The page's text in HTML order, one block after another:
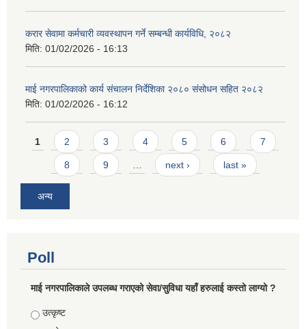
करार सेवामा कर्मचारी व्यवस्थापन गर्ने सम्बन्धी कार्यविधि, २०८२
मिति: 01/02/2026 - 16:13
माई नगरपालिकाको कार्य संचालन निर्देशिका २०८० संसोधन सहित २०८२
मिति: 01/02/2026 - 16:12
Pages
1 2 3 4 5 6 7
8 9 next › last »
अन्य
Poll
माई नगरपालिकाले उपलब्ध गराएको सेवा/सुविधा यहाँ हरुलाई कस्तो लाग्यो ?
Choices
उत्कृष्ट